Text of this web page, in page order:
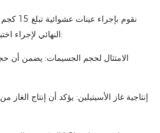
النهائي لإجراء اختبار تفصيلي. تشمل الاختبارات:
الامتثال لحجم الجسيمات: يضمن أن
إنتاجية غاز الأسيتيلين: يؤكد أن إنتاج الغاز